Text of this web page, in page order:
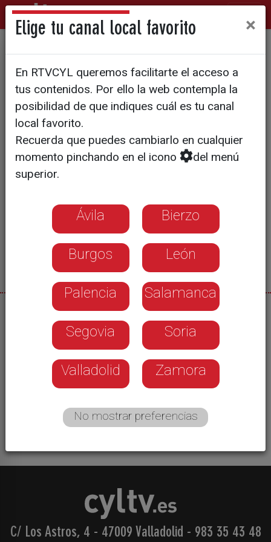
Piden a la Junta que aplique
la Ley de Vivienda
02/07/2026
Reunión de alcaldes y concejales socialistas con
la secretaria de vivienda del PSOE de Castilla y
León para hablar del plan estatal del gobierno de
España. Piden a la Junta que aplique la Ley de la
exclusiva desde hace 4 décadas.
C/ Los Astros, 4 - 47009 Valladolid - 983 35 43 48
Elige tu canal local favorito ×
En RTVCYL queremos facilitarte el acceso a
tus contenidos. Por ello la web contempla la
posibilidad de que indiques cuál es tu canal
local favorito.
Recuerda que puedes cambiarlo en cualquier
momento pinchando en el icono
del menú
superior.
Ávila Bierzo
Burgos León
Palencia Salamanca
Segovia Soria
Valladolid Zamora
No mostrar preferencias